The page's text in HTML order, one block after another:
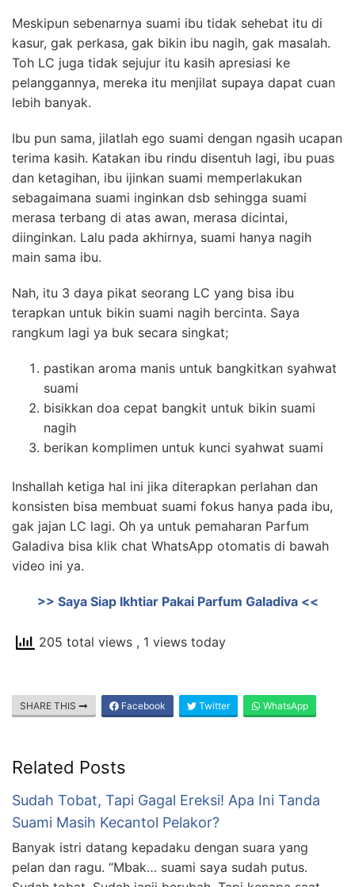
Meskipun sebenarnya suami ibu tidak sehebat itu di
kasur, gak perkasa, gak bikin ibu nagih, gak masalah.
Toh LC juga tidak sejujur itu kasih apresiasi ke
pelanggannya, mereka itu menjilat supaya dapat cuan
lebih banyak.
Ibu pun sama, jilatlah ego suami dengan ngasih ucapan
terima kasih. Katakan ibu rindu disentuh lagi, ibu puas
dan ketagihan, ibu ijinkan suami memperlakukan
sebagaimana suami inginkan dsb sehingga suami
merasa terbang di atas awan, merasa dicintai,
diinginkan. Lalu pada akhirnya, suami hanya nagih
main sama ibu.
Nah, itu 3 daya pikat seorang LC yang bisa ibu
terapkan untuk bikin suami nagih bercinta. Saya
rangkum lagi ya buk secara singkat;
pastikan aroma manis untuk bangkitkan syahwat
suami
bisikkan doa cepat bangkit untuk bikin suami
nagih
berikan komplimen untuk kunci syahwat suami
Inshallah ketiga hal ini jika diterapkan perlahan dan
konsisten bisa membuat suami fokus hanya pada ibu,
gak jajan LC lagi. Oh ya untuk pemaharan Parfum
Galadiva bisa klik chat WhatsApp otomatis di bawah
video ini ya.
>> Saya Siap Ikhtiar Pakai Parfum Galadiva <<
205 total views , 1 views today
SHARE THIS Facebook Twitter WhatsApp
Related Posts
Sudah Tobat, Tapi Gagal Ereksi! Apa Ini Tanda
Suami Masih Kecantol Pelakor?
Banyak istri datang kepadaku dengan suara yang
pelan dan ragu. “Mbak… suami saya sudah putus.